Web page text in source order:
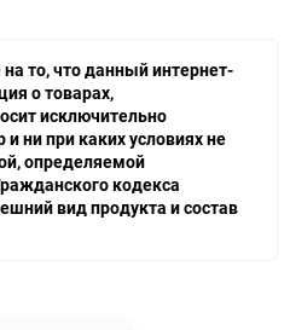
то, что данный интернет-
о товарах,
исключительно
ни при каких условиях не
определяемой
кодекса
вид продукта и состав